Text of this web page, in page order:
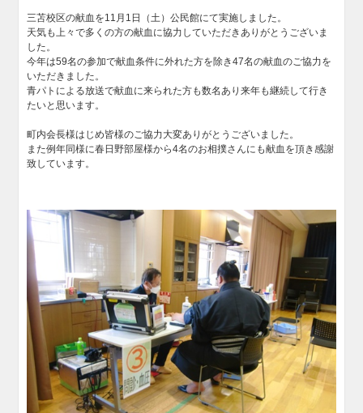
三苫校区の献血を11月1日（土）公民館にて実施しました。
天気も上々で多くの方の献血に協力していただきありがとうございま
した。
今年は59名の参加で献血条件に外れた方を除き47名の献血のご協力を
いただきました。
青パトによる放送で献血に来られた方も数名あり来年も継続して行き
たいと思います。
町内会長様はじめ皆様のご協力大変ありがとうございました。
また例年同様に春日野部屋様から4名のお相撲さんにも献血を頂き感謝
致しています。